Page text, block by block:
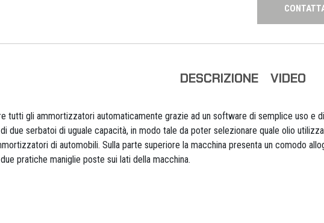
DESCRIZIONE VIDEO
tutti gli ammortizzatori automaticamente grazie ad un software di semplice uso e
due serbatoi di uguale capacità, in modo tale da poter selezionare quale olio
di automobili. Sulla parte superiore la macchina presenta un comodo
pratiche maniglie poste sui lati della macchina.